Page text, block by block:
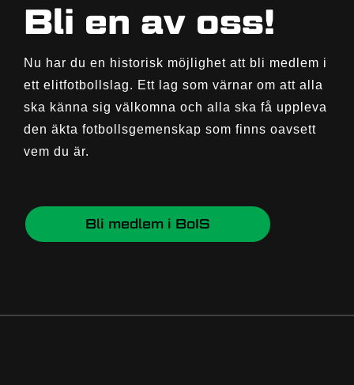
Bli en av oss!
Nu har du en historisk möjlighet att bli medlem i
ett elitfotbollslag. Ett lag som värnar om att alla
ska känna sig välkomna och alla ska få uppleva
den äkta fotbollsgemenskap som finns oavsett
vem du är.
Bli medlem i BoIS